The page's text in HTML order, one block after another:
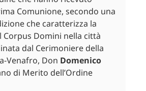
Comunione, secondo una
che caratterizza la
Corpus Domini nella città
dal Cerimoniere della
Venafro, Don Domenico
di Merito dell’Ordine